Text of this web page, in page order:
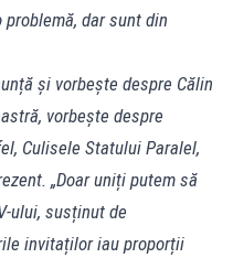
dar sunt din
și vorbește despre Călin
vorbește despre
Culisele Statului Paralel,
„Doar uniți putem să
ului, susținut de
invitaților iau proporții